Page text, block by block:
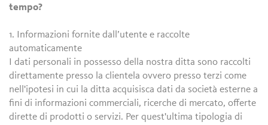
tempo?
1. Informazioni fornite dall’utente e raccolte
automaticamente
I dati personali in possesso della nostra ditta sono raccolti
direttamente presso la clientela ovvero presso terzi come
nell'ipotesi in cui la ditta acquisisca dati da società esterne a
fini di informazioni commerciali, ricerche di mercato, offerte
dirette di prodotti o servizi. Per quest'ultima tipologia di